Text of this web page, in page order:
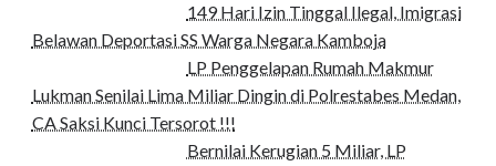
149 Hari Izin Tinggal Ilegal, Imigrasi
Belawan Deportasi SS Warga Negara Kamboja
LP Penggelapan Rumah Makmur
Lukman Senilai Lima Miliar Dingin di Polrestabes Medan,
CA Saksi Kunci Tersorot !!!
Bernilai Kerugian 5 Miliar, LP